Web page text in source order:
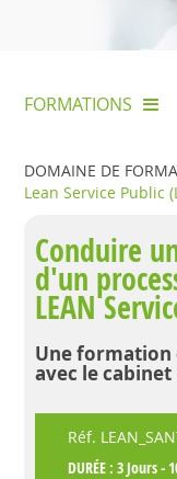
FORMATIONS
DOMAINE DE
Lean Service Public
Conduire
d'un
LEAN
Une formation
avec le cabinet
Réf.
DURÉE : 3 Jours -